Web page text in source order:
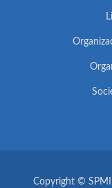
Copyright © SPMI